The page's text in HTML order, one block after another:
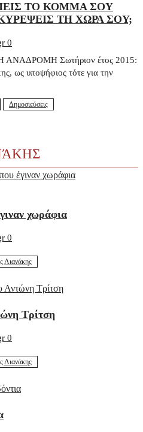
ΤΟ ΚΟΜΜΑ ΣΟΥ
ΤΗ ΧΩΡΑ ΣΟΥ;
0
Σωτήριον έτος 2015:
ως υποψήφιος τότε για την
Δημοσιεύσεις
χωράφια
0
Λιανάκης
Τρίτση
0
Λιανάκης